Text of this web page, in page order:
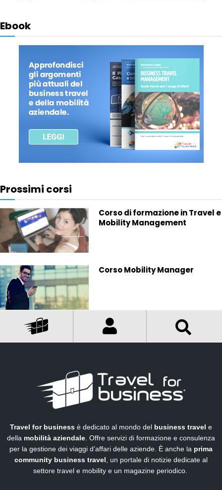
Ebook
Prossimi corsi
Corso di formazione in Travel e
Mobility Management
Corso Mobility Manager
Travel for business è dedicato al mondo del business travel e
della mobilità aziendale . Offre servizi di formazione e consulenza
per la gestione dei viaggi d’affari delle aziende. È anche la prima
community business travel , un portale di notizie dedicate al
settore travel e mobility e un magazine periodico.